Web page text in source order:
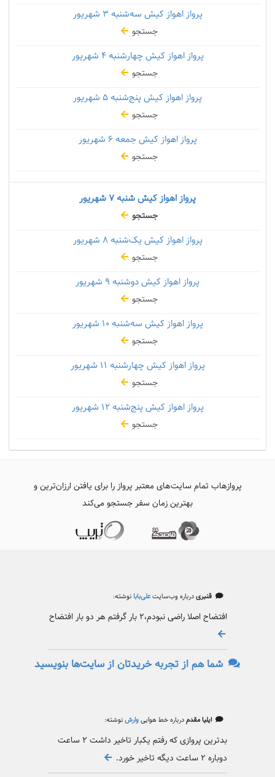
پرواز اهواز کیش سه‌شنبه
جستجو
پرواز اهواز کیش چهارشنبه۴ شهریور
جستجو
پرواز اهواز کیش پنج‌شنبه
جستجو
پرواز اهواز کیش جمعه
جستجو
پرواز اهواز کیش شنبه
جستجو
پرواز اهواز کیش یک‌شنبه۸ شهریور
جستجو
پرواز اهواز کیش دوشنبه
جستجو
پرواز اهواز کیش سه‌شنبه۱۰ شهریور
جستجو
پرواز اهواز کیش چهارشنبه
جستجو
پرواز اهواز کیش پنج‌شنبه۱۲ شهریور
جستجو
پروازهاب تمام سایت‌های معتبر پرواز را برای یافتن ارزان‌ترین و
بهترین زمان سفر جستجو می‌کند
قنبریدرباره وب‌سایتعلی‌بابانوشته:
افتضاح اصلا راضی نبودم،۲ بار گرفتم هر دو بار افتضاح
شما هم از تجربه خریدتان از سایت‌ها بنویسید
ایلیا مقدمدرباره خط هواییوارشنوشته:
بدترین پروازی که رفتم یکبار تاخیر داشت ۲ ساعت
دوباره ۲ ساعت دیگه تاخیر خورد.